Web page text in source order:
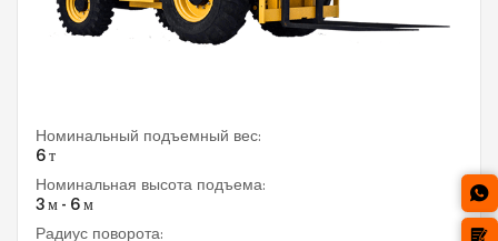
Номинальный подъемный вес:
6 т
Номинальная высота подъема:
3 м - 6 м
Радиус поворота: